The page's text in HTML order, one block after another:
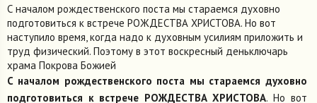
С началом рождественского поста мы стараемся духовно
подготовиться к встрече РОЖДЕСТВА ХРИСТОВА. Но вот
наступило время, когда надо к духовным усилиям приложить и
труд физический. Поэтому в этот воскресный деньключарь
храма Покрова Божией
С началом рождественского поста мы стараемся духовно
подготовиться к встрече РОЖДЕСТВА ХРИСТОВА. Но вот